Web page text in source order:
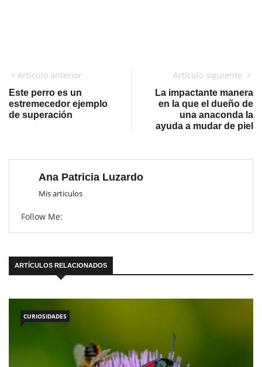
Artículo anterior
Este perro es un
estremecedor ejemplo
de superación
Artículo siguiente
La impactante manera
en la que el dueño de
una anaconda la
ayuda a mudar de piel
Ana Patricia Luzardo
Mis articulos
Follow Me:
ARTÍCULOS RELACIONADOS
CURIOSIDADES